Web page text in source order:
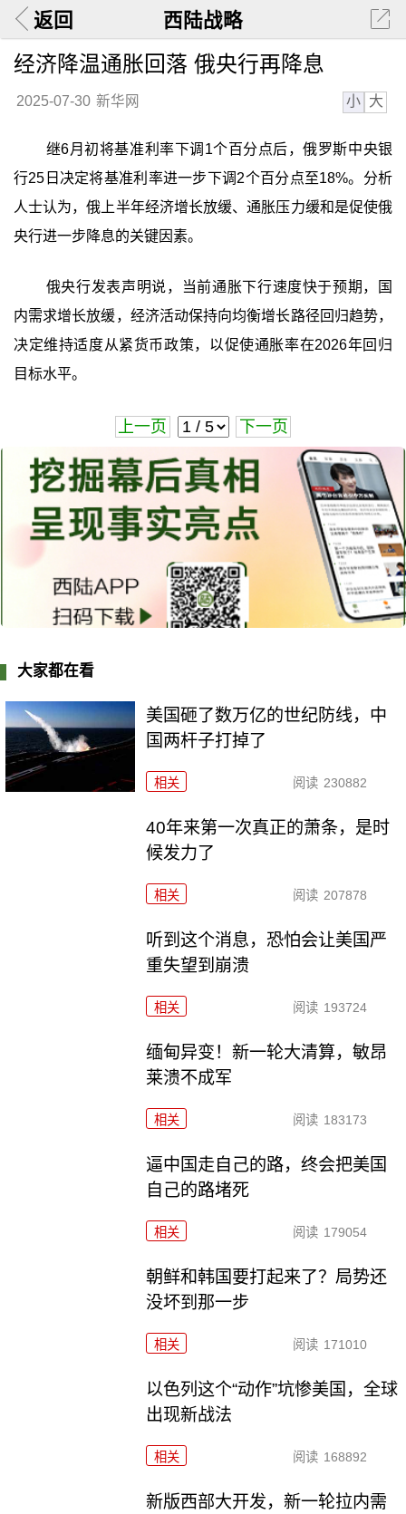
返回 西陆战略
经济降温通胀回落 俄央行再降息
2025-07-30 新华网 小 大
继6月初将基准利率下调1个百分点后，俄罗斯中央银
行25日决定将基准利率进一步下调2个百分点至18%。分析
人士认为，俄上半年经济增长放缓、通胀压力缓和是促使俄
央行进一步降息的关键因素。
俄央行发表声明说，当前通胀下行速度快于预期，国
内需求增长放缓，经济活动保持向均衡增长路径回归趋势，
决定维持适度从紧货币政策，以促使通胀率在2026年回归
目标水平。
上一页 下一页
大家都在看
美国砸了数万亿的世纪防线，中
国两杆子打掉了
相关 阅读 230882
40年来第一次真正的萧条，是时
候发力了
相关 阅读 207878
听到这个消息，恐怕会让美国严
重失望到崩溃
相关 阅读 193724
缅甸异变！新一轮大清算，敏昂
莱溃不成军
相关 阅读 183173
逼中国走自己的路，终会把美国
自己的路堵死
相关 阅读 179054
朝鲜和韩国要打起来了？局势还
没坏到那一步
相关 阅读 171010
以色列这个“动作”坑惨美国，全球
出现新战法
相关 阅读 168892
新版西部大开发，新一轮拉内需